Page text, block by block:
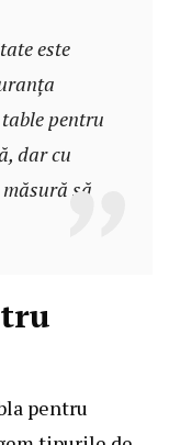
este
pentru
dar cu
să
pentru